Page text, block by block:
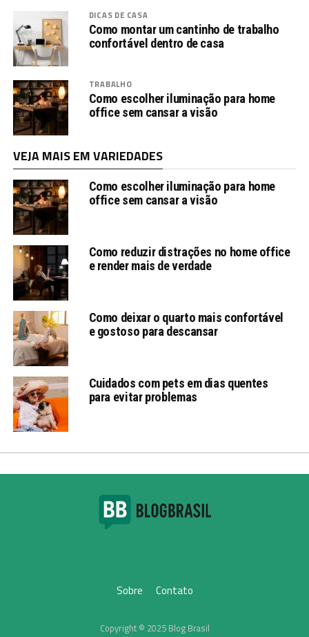
DICAS DE CASA
Como montar um cantinho de trabalho
confortável dentro de casa
TRABALHO
Como escolher iluminação para home
office sem cansar a visão
VEJA MAIS EM VARIEDADES
Como escolher iluminação para home
office sem cansar a visão
Como reduzir distrações no home office
e render mais de verdade
Como deixar o quarto mais confortável
e gostoso para descansar
Cuidados com pets em dias quentes
para evitar problemas
Sobre Contato
Copyright © 2025 Blog Brasil